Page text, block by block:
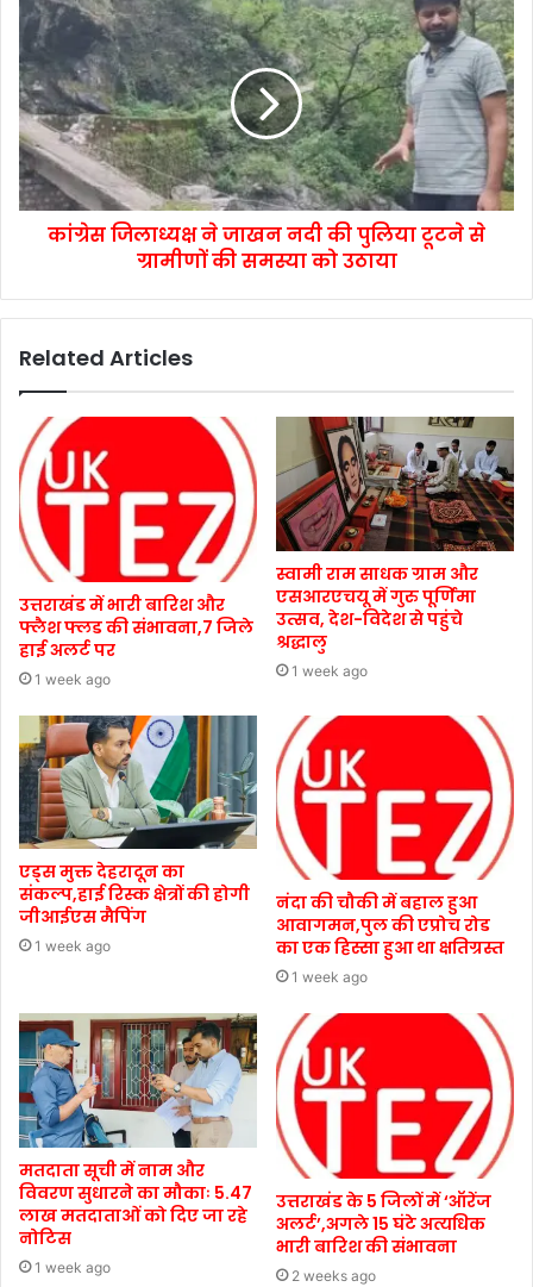
कांग्रेस जिलाध्यक्ष ने जाखन नदी की पुलिया टूटने से
ग्रामीणों की समस्या को उठाया
Related Articles
उत्तराखंड में भारी बारिश और
फ्लैश फ्लड की संभावना,7 जिले
हाई अलर्ट पर
1 week ago
स्वामी राम साधक ग्राम और
एसआरएचयू में गुरु पूर्णिमा
उत्सव, देश-विदेश से पहुंचे
श्रद्धालु
1 week ago
एड्स मुक्त देहरादून का
संकल्प,हाई रिस्क क्षेत्रों की होगी
जीआईएस मैपिंग
1 week ago
नंदा की चौकी में बहाल हुआ
आवागमन,पुल की एप्रोच रोड
का एक हिस्सा हुआ था क्षतिग्रस्त
1 week ago
मतदाता सूची में नाम और
विवरण सुधारने का मौकाः 5.47
लाख मतदाताओं को दिए जा रहे
नोटिस
1 week ago
उत्तराखंड के 5 जिलों में ‘ऑरेंज
अलर्ट’,अगले 15 घंटे अत्यधिक
भारी बारिश की संभावना
2 weeks ago